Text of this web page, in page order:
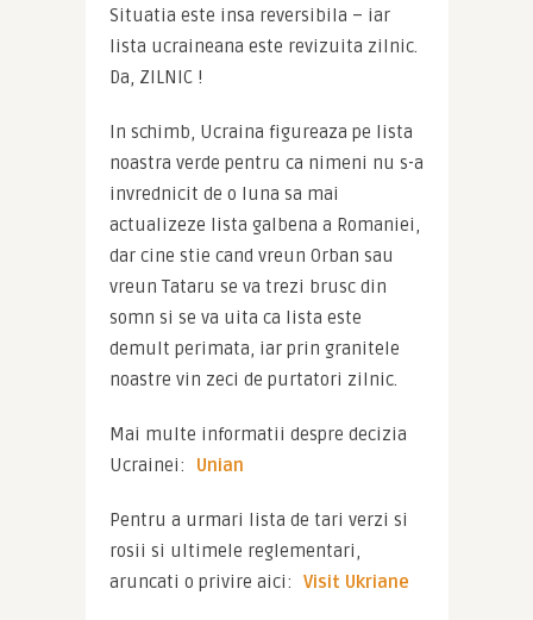
Situatia este insa reversibila – iar
lista ucraineana este revizuita zilnic.
Da, ZILNIC !
In schimb, Ucraina figureaza pe lista
noastra verde pentru ca nimeni nu s-a
invrednicit de o luna sa mai
actualizeze lista galbena a Romaniei,
dar cine stie cand vreun Orban sau
vreun Tataru se va trezi brusc din
somn si se va uita ca lista este
demult perimata, iar prin granitele
noastre vin zeci de purtatori zilnic.
Mai multe informatii despre decizia
Ucrainei:
Unian
Pentru a urmari lista de tari verzi si
rosii si ultimele reglementari,
aruncati o privire aici:
Visit Ukriane